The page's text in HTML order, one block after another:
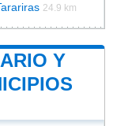
24.9 km
Y